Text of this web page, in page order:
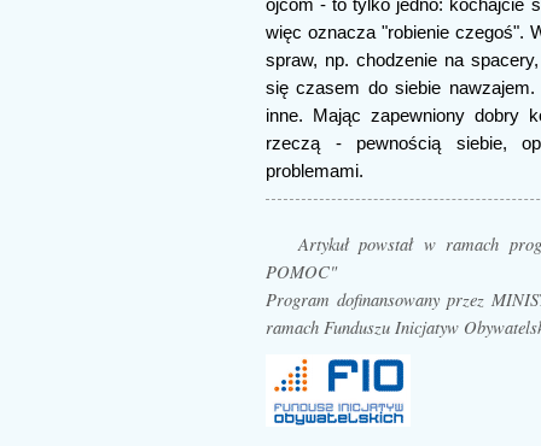
ojcom - to tylko jedno: kochajcie
więc oznacza "robienie czegoś".
spraw, np. chodzenie na
się czasem do siebie
inne. Mając zapewniony dobry
rzeczą - pewnością siebie,
problemami.
Artykuł powstał w ramach
POMOC"
Program dofinansowany przez
ramach Funduszu Inicjatyw